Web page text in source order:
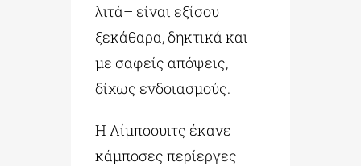
λιτά– είναι εξίσου
ξεκάθαρα, δηκτικά και
με σαφείς απόψεις,
δίχως ενδοιασμούς.
Η Λίμποουιτς έκανε
κάμποσες περίεργες